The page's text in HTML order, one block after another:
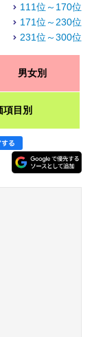
111位～170位
171位～230位
231位～300位
男女別
項目別